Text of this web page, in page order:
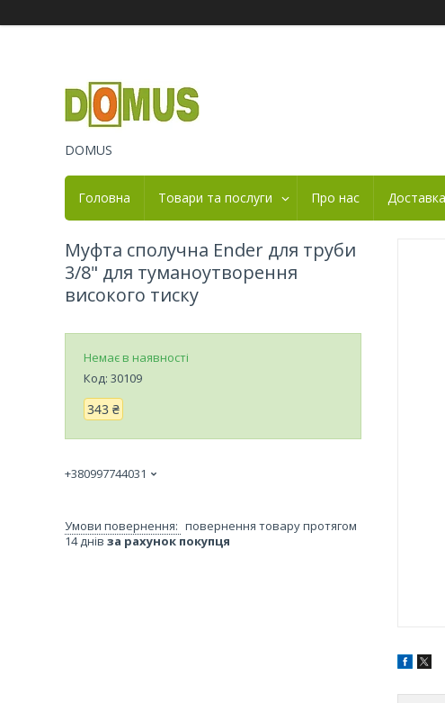
DOMUS
Головна Товари та послуги Про нас
Муфта сполучна Ender для труби
3/8" для туманоутворення
високого тиску
Немає в наявності
Код: 30109
343 ₴
+380997744031
повернення товару протягом
14 днів за рахунок покупця